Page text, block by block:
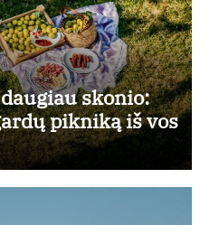
skonio:
pikniką iš vos